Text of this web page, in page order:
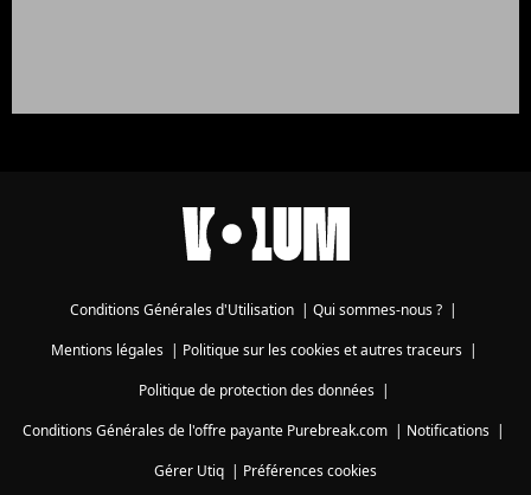
Conditions Générales d'Utilisation | Qui sommes-nous ? |
Mentions légales| Politique sur les cookies et autres traceurs|
Politique de protection des données|
Conditions Générales de l'offre payante Purebreak.com | Notifications |
Gérer Utiq | Préférences cookies